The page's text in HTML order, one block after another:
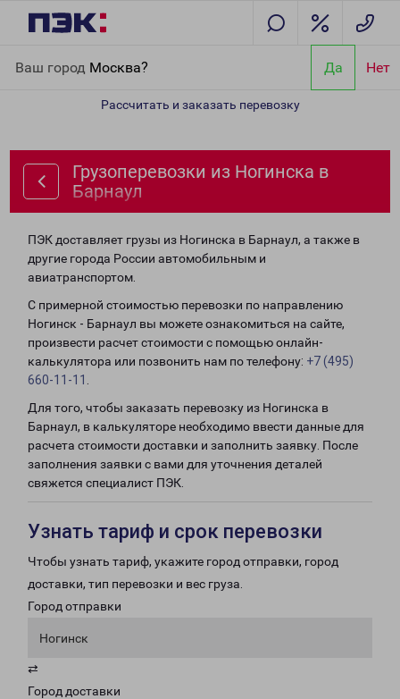
Ваш город Москва? Да Нет
Рассчитать и заказать перевозку
Грузоперевозки из Ногинска в
Барнаул
ПЭК доставляет грузы из Ногинска в Барнаул, а также в
другие города России автомобильным и
авиатранспортом.
С примерной стоимостью перевозки по направлению
Ногинск - Барнаул вы можете ознакомиться на сайте,
произвести расчет стоимости с помощью онлайн-
калькулятора или позвонить нам по телефону: +7 (495)
660-11-11
Для того, чтобы заказать перевозку из Ногинска в
Барнаул, в калькуляторе необходимо ввести данные для
расчета стоимости доставки и заполнить заявку. После
заполнения заявки с вами для уточнения деталей
свяжется специалист ПЭК.
Узнать тариф и срок перевозки
Чтобы узнать тариф, укажите город отправки, город
доставки, тип перевозки и вес груза.
Город отправки
Ногинск
⇄
Город доставки